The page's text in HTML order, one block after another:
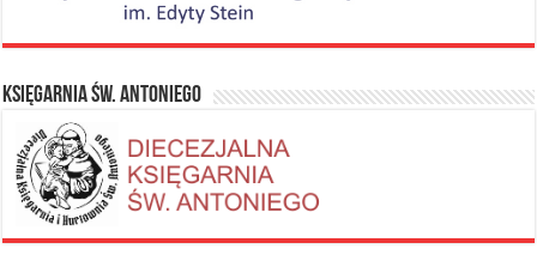
Księgarnia Św. Antoniego